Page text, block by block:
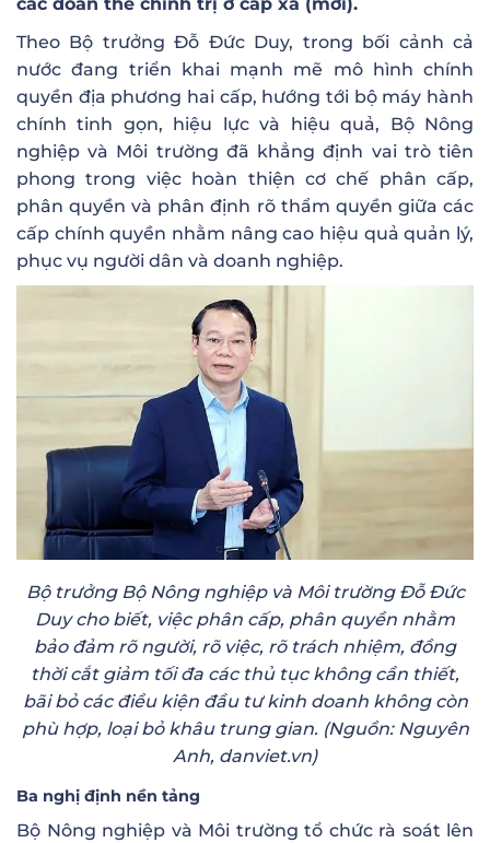
Theo Bộ trưởng Đỗ Đức Duy, trong bối cảnh cả
nước đang triển khai mạnh mẽ mô hình chính
quyền địa phương hai cấp, hướng tới bộ máy hành
chính tinh gọn, hiệu lực và hiệu quả, Bộ Nông
nghiệp và Môi trường đã khẳng định vai trò tiên
phong trong việc hoàn thiện cơ chế phân cấp,
phân quyền và phân định rõ thẩm quyền giữa các
cấp chính quyền nhằm nâng cao hiệu quả quản lý,
phục vụ người dân và doanh nghiệp.
Bộ trưởng Bộ Nông nghiệp và Môi trường Đỗ Đức
Duy cho biết, việc phân cấp, phân quyền nhằm
bảo đảm rõ người, rõ việc, rõ trách nhiệm, đồng
thời cắt giảm tối đa các thủ tục không cần thiết,
bãi bỏ các điều kiện đầu tư kinh doanh không còn
phù hợp, loại bỏ khâu trung gian. (Nguồn: Nguyên
Anh, danviet.vn)
Ba nghị định nền tảng
Bộ Nông nghiệp và Môi trường tổ chức rà soát lên